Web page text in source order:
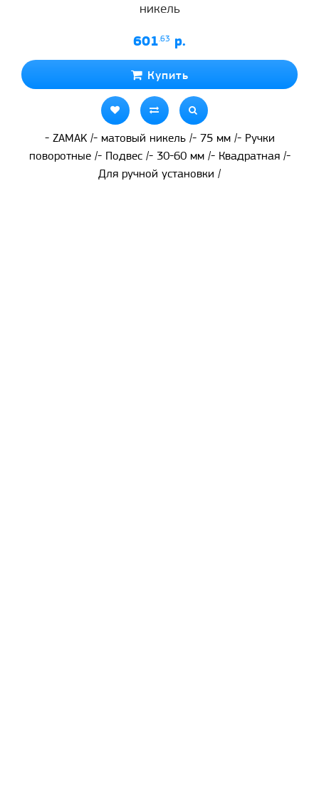
никель
601.63 р.
Купить
- ZAMAK /- матовый никель /- 75 мм /- Ручки
поворотные /- Подвес /- 30-60 мм /- Квадратная /-
Для ручной установки /